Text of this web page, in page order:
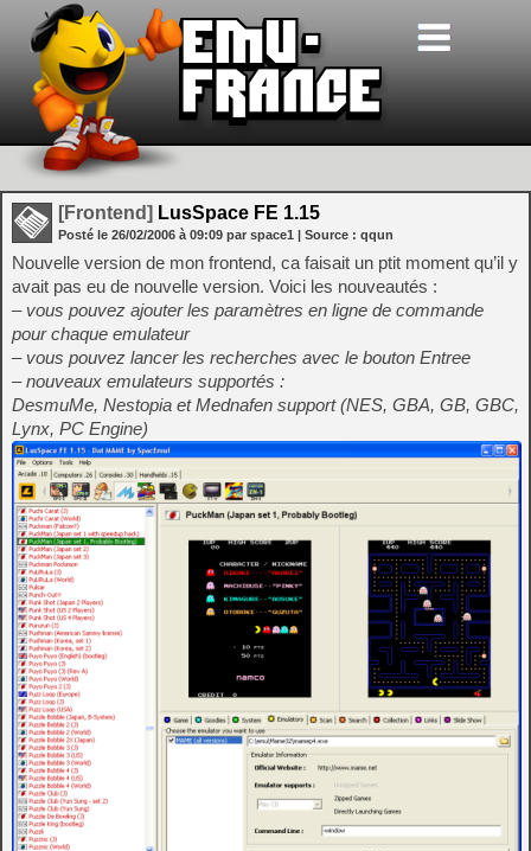
[Frontend] LusSpace FE 1.15
Posté le 26/02/2006 à 09:09 par space1 | Source : qqun
Nouvelle version de mon frontend, ca faisait un ptit moment qu’il y
avait pas eu de nouvelle version. Voici les nouveautés :
– vous pouvez ajouter les paramètres en ligne de commande
pour chaque emulateur
– vous pouvez lancer les recherches avec le bouton Entree
– nouveaux emulateurs supportés :
DesmuMe, Nestopia et Mednafen support (NES, GBA, GB, GBC,
Lynx, PC Engine)